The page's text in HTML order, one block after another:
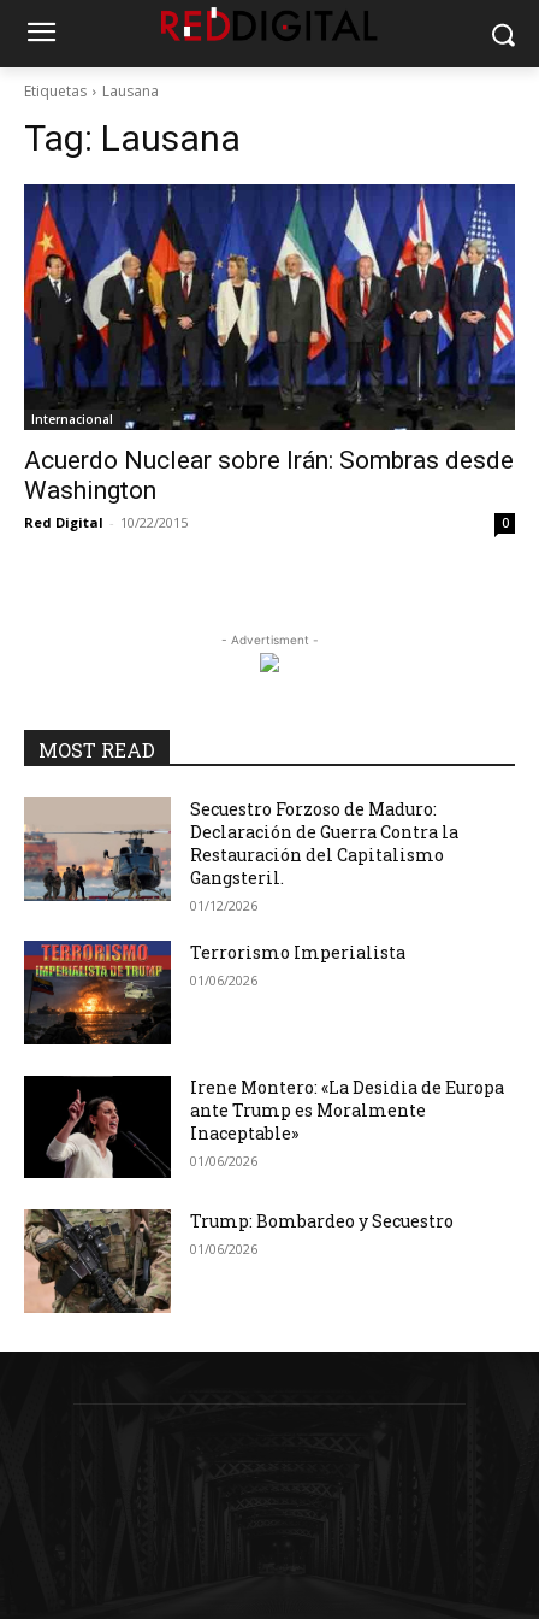
Etiquetas Lausana
Tag: Lausana
Internacional
Acuerdo Nuclear sobre Irán: Sombras desde
Washington
Red Digital - 10/22/2015 0
- Advertisment -
MOST READ
Secuestro Forzoso de Maduro:
Declaración de Guerra Contra la
Restauración del Capitalismo
Gangsteril.
01/12/2026
Terrorismo Imperialista
01/06/2026
Irene Montero: «La Desidia de Europa
ante Trump es Moralmente
Inaceptable»
01/06/2026
Trump: Bombardeo y Secuestro
01/06/2026